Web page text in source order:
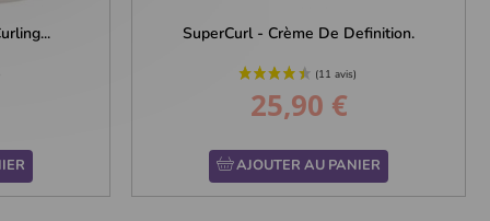
SuperCurl - Crème De Definition.
Prix
25,90 €
AJOUTER AU PANIER